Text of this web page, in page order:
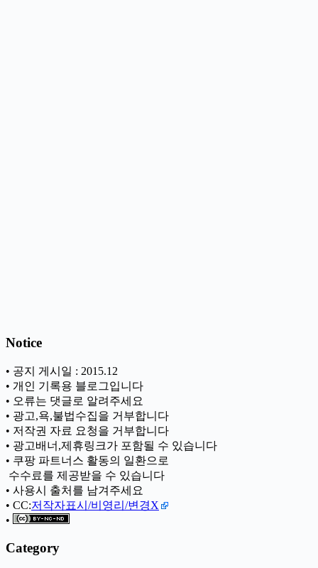
Notice
• 공지 게시일 : 2015.12
• 개인 기록용 블로그입니다
• 오류는 댓글로 알려주세요
• 광고,욕,불법수집을 거부합니다
• 저작권 자료 요청을 거부합니다
• 광고배너,제휴링크가 포함될 수 있습니다
• 쿠팡 파트너스 활동의 일환으로
ㅤ 수수료를 제공받을 수 있습니다
• 사용시 출처를 남겨주세요
• CC:저작자표시/비영리/변경X
•
Category